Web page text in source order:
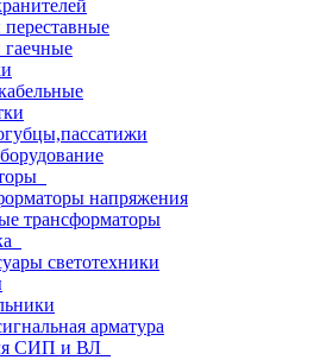
напряжения
трансформаторы
светотехники
арматура
СИП и ВЛ